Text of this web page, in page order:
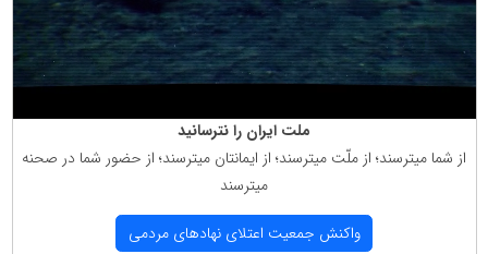
ملت ایران را نترسانید
از شما میترسند؛ از ملّت میترسند؛ از ایمانتان میترسند؛ از حضور شما در صحنه
میترسند
واكنش جمعیت اعتلای نهادهای مردمی